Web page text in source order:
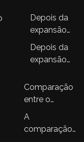
anos.…
que amplia
o controle
da mordida
no
ortodôntico
uma
evolução no
Invisalign,
trazendo…
Depois da
expansão
palatina, o
que
acontece?
a sequência
do
ortodôntico
Depois da
expansão
tratamento
ortodôntico
com…
Comparação
entre o
aparelho
Invisalign e
aparelhos
A
comparação